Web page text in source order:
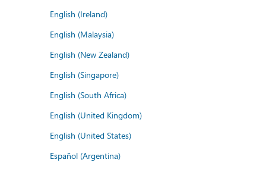
English (Ireland)
English (Malaysia)
English (New Zealand)
English (Singapore)
English (South Africa)
English (United Kingdom)
English (United States)
Español (Argentina)